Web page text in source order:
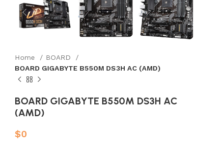
Home
BOARD
BOARD GIGABYTE B550M DS3H AC (AMD)
BOARD GIGABYTE B550M DS3H AC
(AMD)
$0